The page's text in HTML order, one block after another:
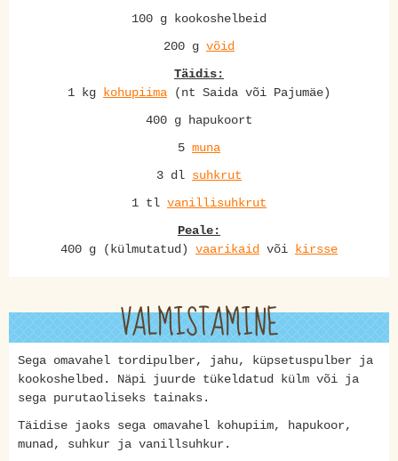
100 g kookoshelbeid
200 g võid
Täidis:
1 kg kohupiima (nt Saida või Pajumäe)
400 g hapukoort
5 muna
3 dl suhkrut
1 tl vanillisuhkrut
Peale:
400 g (külmutatud) vaarikaid või kirsse
VALMISTAMINE
Sega omavahel tordipulber, jahu, küpsetuspulber ja
kookoshelbed. Näpi juurde tükeldatud külm või ja
sega purutaoliseks tainaks.
Täidise jaoks sega omavahel kohupiim, hapukoor,
munad, suhkur ja vanillsuhkur.